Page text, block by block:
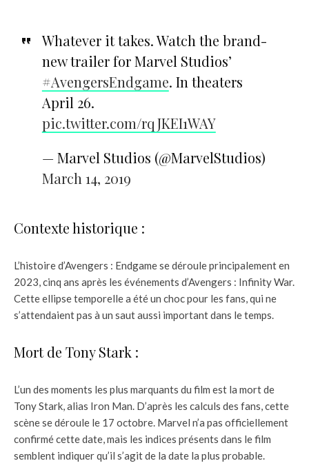
Whatever it takes. Watch the brand-
new trailer for Marvel Studios’
#AvengersEndgame. In theaters
April 26.
pic.twitter.com/rqJKEI1WAY
— Marvel Studios (@MarvelStudios)
March 14, 2019
Contexte historique :
L’histoire d’Avengers : Endgame se déroule principalement en
2023, cinq ans après les événements d’Avengers : Infinity War.
Cette ellipse temporelle a été un choc pour les fans, qui ne
s’attendaient pas à un saut aussi important dans le temps.
Mort de Tony Stark :
L’un des moments les plus marquants du film est la mort de
Tony Stark, alias Iron Man. D’après les calculs des fans, cette
scène se déroule le 17 octobre. Marvel n’a pas officiellement
confirmé cette date, mais les indices présents dans le film
semblent indiquer qu’il s’agit de la date la plus probable.